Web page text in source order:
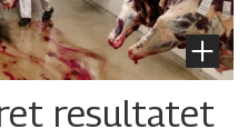
resultatet